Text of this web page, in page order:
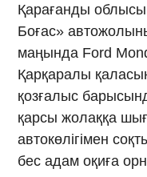
Қарағанды
Боғас»
маңында Ford
Қарқаралы
қозғалыс
қарсы жолаққа
автокөлігімен
бес адам оқиға